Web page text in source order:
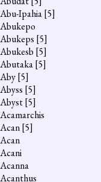
Abu-Ipahia[5]
Abukepo
Abukeps [5]
Abukesb [5]
Abutaka[5]
Aby[5]
Abyss [5]
Abyst[5]
Acamarchis
Acan[5]
Acan
Acani
Acanna
Acanthus